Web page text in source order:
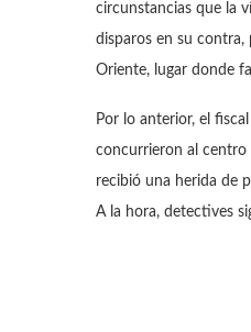
circunstancias que la
disparos en su contra,
Oriente, lugar donde
Por lo anterior, el
concurrieron al centro
recibió una herida de
A la hora, detectives